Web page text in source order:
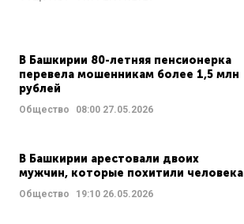
В Башкирии 80-летняя пенсионерка
перевела мошенникам более 1,5 млн
рублей
Общество 08:00 27.05.2026
В Башкирии арестовали двоих
мужчин, которые похитили человека
Общество 19:10 26.05.2026